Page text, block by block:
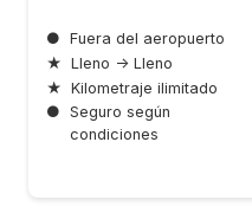
● Fuera del aeropuerto
★ Lleno → Lleno
★ Kilometraje ilimitado
● Seguro según
condiciones